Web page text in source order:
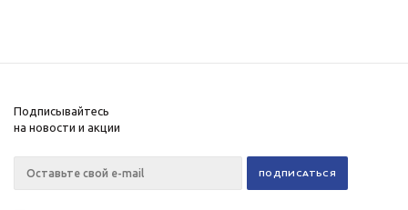
Подписывайтесь
на новости и акции